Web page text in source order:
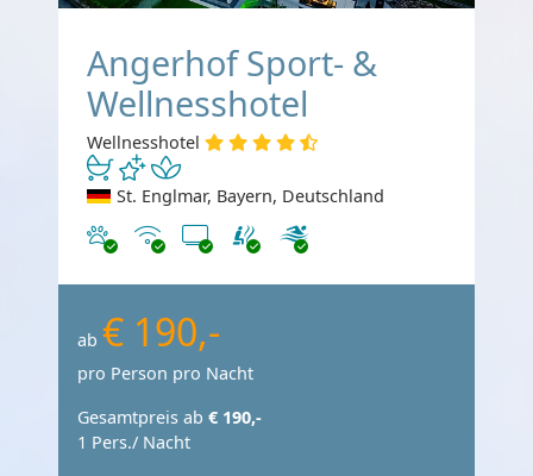
Angerhof Sport- &
Wellnesshotel
Wellnesshotel
St. Englmar, Bayern, Deutschland
Haustiere erlaubt
Internet
TV
ab € 190,-
pro Person pro Nacht
Gesamtpreis ab € 190,-
1 Pers./ Nacht